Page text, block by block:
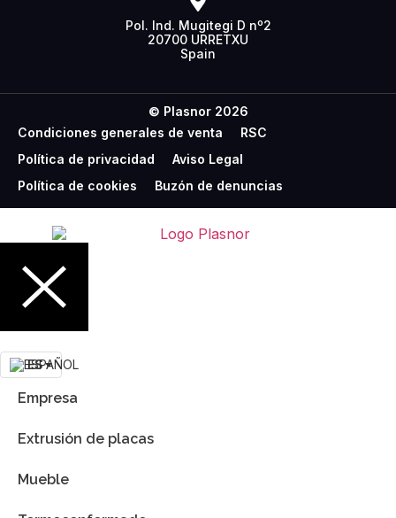
Pol. Ind. Mugitegi D nº2
20700 URRETXU
Spain
© Plasnor 2026
Condiciones generales de venta
RSC
Política de privacidad
Aviso Legal
Política de cookies
Buzón de denuncias
ES
Empresa
Extrusión de placas
Mueble